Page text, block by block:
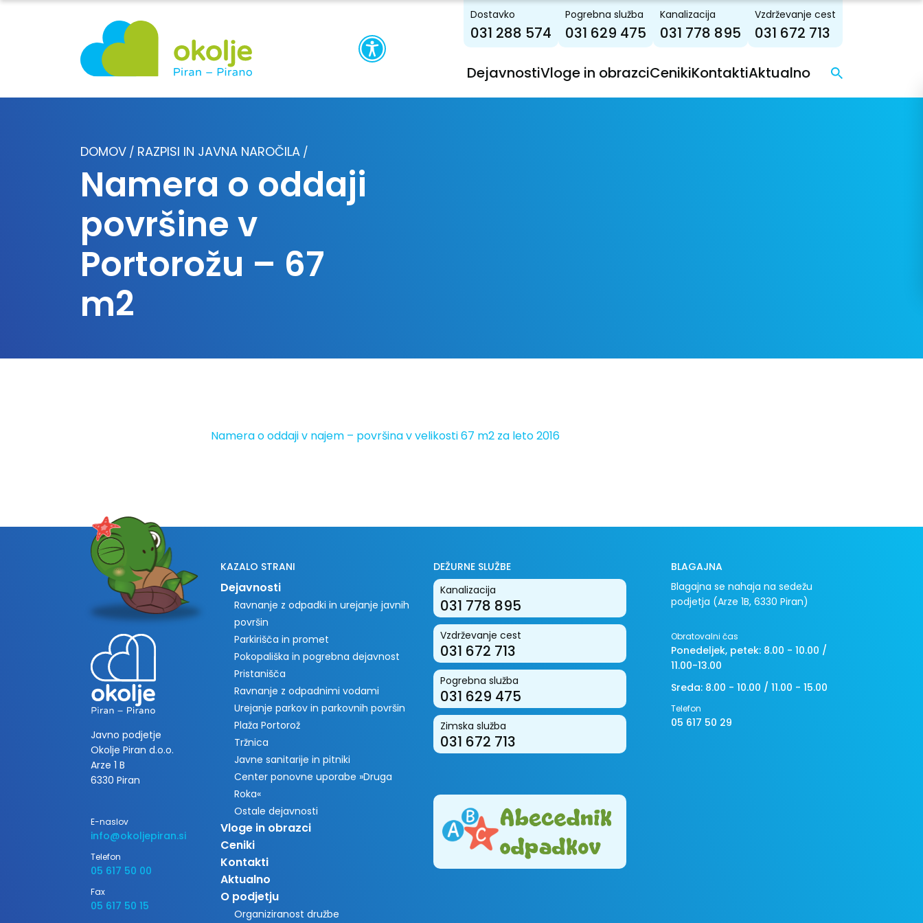
Dostavko
031 288 574
Pogrebna služba
031 629 475
Kanalizacija
031 778 895
Vzdrževanje cest
031 672 713
DejavnostiVloge in obrazciCenikiKontaktiAktualno
DOMOV / RAZPISI IN JAVNA NAROČILA /
Namera o oddaji
površine v
Portorožu – 67
m2
Namera o oddaji v najem – površina v velikosti 67 m2 za leto 2016
Javno podjetje
Okolje Piran d.o.o.
Arze 1 B
6330 Piran
E-naslov
info@okoljepiran.si
Telefon
05 617 50 00
Fax
05 617 50 15
KAZALO STRANI
Dejavnosti
Ravnanje z odpadki in urejanje javnih
površin
Parkirišča in promet
Pokopališka in pogrebna dejavnost
Pristanišča
Ravnanje z odpadnimi vodami
Urejanje parkov in parkovnih površin
Plaža Portorož
Tržnica
Javne sanitarije in pitniki
Center ponovne uporabe »Druga
Roka«
Ostale dejavnosti
Vloge in obrazci
Ceniki
Kontakti
Aktualno
O podjetju
Organiziranost družbe
DEŽURNE SLUŽBE
Kanalizacija
031 778 895
Vzdrževanje cest
031 672 713
Pogrebna služba
031 629 475
Zimska služba
031 672 713
BLAGAJNA
Blagajna se nahaja na sedežu
podjetja (Arze 1B, 6330 Piran)
Obratovalni čas
Ponedeljek, petek: 8.00 - 10.00 /
11.00-13.00
Sreda: 8.00 - 10.00 / 11.00 - 15.00
Telefon
05 617 50 29